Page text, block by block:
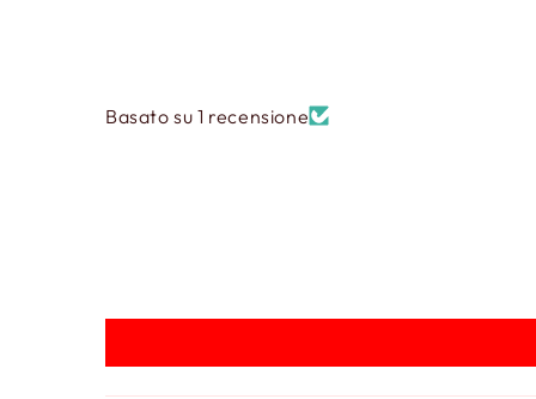
Basato su 1 recensione